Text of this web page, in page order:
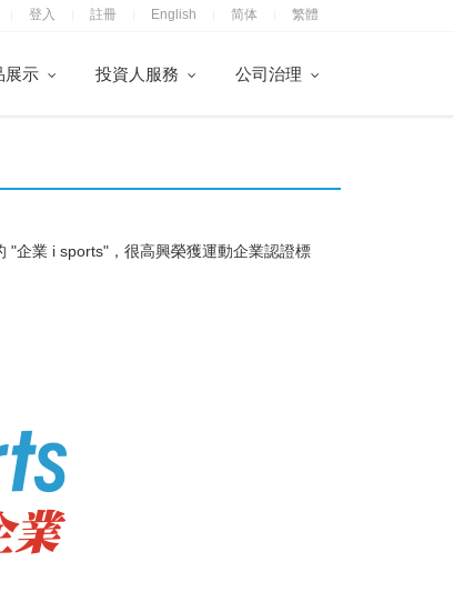
登入 註冊 English 简体 繁體
展示 投資人服務 公司治理
"企業 i sports"，很高興榮獲運動企業認證標